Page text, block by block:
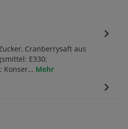
Cranberrysaft aus
E330;
Konser… Mehr